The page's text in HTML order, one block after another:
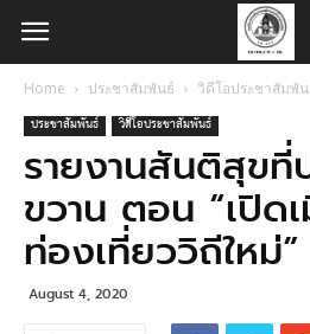
Home ประชาสัมพันธ์ วิดีโอประชาสัมพั
ประชาสัมพันธ์ วิดีโอประชาสัมพันธ์
รายงานสันติสุขที่
ขวาน ตอน “เปิด
ท่องเที่ยววิถีใหม่”
August 4, 2020